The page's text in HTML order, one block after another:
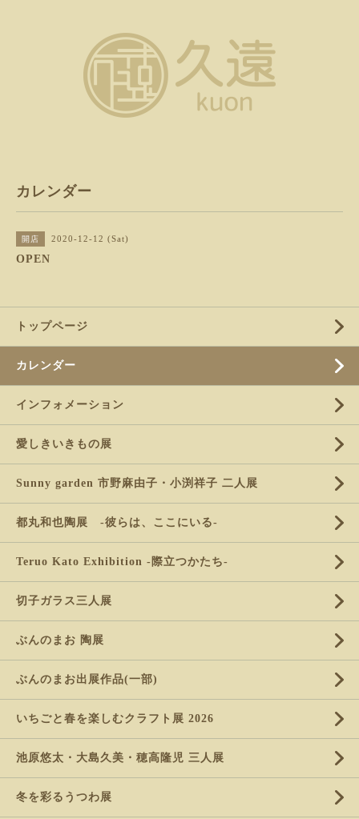
カレンダー
開店 2020-12-12 (Sat)
OPEN
トップページ
カレンダー
インフォメーション
愛しきいきもの展
Sunny garden 市野麻由子・小渕祥子 二人展
都丸和也陶展 -彼らは、ここにいる-
Teruo Kato Exhibition -際立つかたち-
切子ガラス三人展
ぶんのまお 陶展
ぶんのまお出展作品(一部)
いちごと春を楽しむクラフト展 2026
池原悠太・大島久美・穂高隆児 三人展
冬を彩るうつわ展